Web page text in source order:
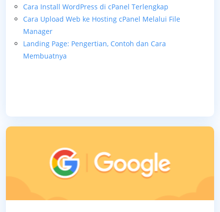
Cara Install WordPress di cPanel Terlengkap
Cara Upload Web ke Hosting cPanel Melalui File
Manager
Landing Page: Pengertian, Contoh dan Cara
Membuatnya